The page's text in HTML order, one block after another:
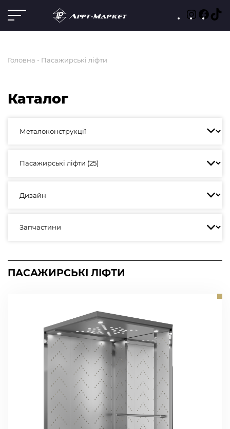
Головна Пасажирські ліфти
Каталог
ПАСАЖИРСЬКІ ЛІФТИ